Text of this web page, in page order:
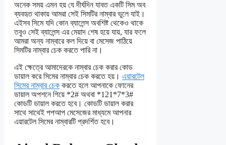
অনেক সময় এমন হয় যে দীর্ঘদিন যাবত একটি সিম অব
ব্যবহৃত থাকায় আমরা সেই সিমটির নাম্বার ভুলে যাই।
এইসব সিমে যদি কোন ব্যালেন্স অবশিষ্ট থেকেও থাকে
তবুও সেই ব্যালেন্স এর মেয়াদ শেষ হয়ে যায়, যার ফলে
আমরা অন্য নাম্বারে কল দিয়ে বা মেসেজ পাঠিয়ে
সিমটির নাম্বার চেক করতে পারি না।
এই ক্ষেত্রে আমাদেরকে নাম্বার চেক করার কোড
ডায়াল করে সিমের নাম্বার চেক করতে হয়। এয়ারটেল
সিমের নাম্বার চেক করতে হলে আপনাকে ফোনের
ডায়াল অপশনে গিয়ে *2# অথবা *121*7*3#
কোডটি ডায়াল করতে হবে। কোডটি ডায়াল করার
সাথে সাথেই পপআপ মেসেজের মাধ্যমে আপনার
এয়ারটেল সিমের নাম্বারটি প্রদর্শিত হবে।